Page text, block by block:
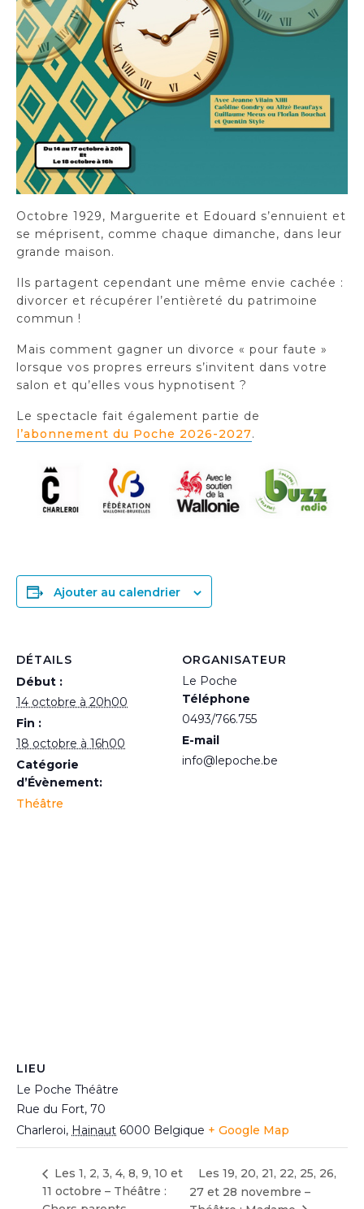
Octobre 1929, Marguerite et Edouard s’ennuient et
se méprisent, comme chaque dimanche, dans leur
grande maison.
Ils partagent cependant une même envie cachée :
divorcer et récupérer l’entièreté du patrimoine
commun !
Mais comment gagner un divorce « pour faute »
lorsque vos propres erreurs s’invitent dans votre
salon et qu’elles vous hypnotisent ?
Le spectacle fait également partie de
l’abonnement du Poche 2026-2027.
Ajouter au calendrier
DÉTAILS
Début :
14 octobre à 20h00
Fin :
18 octobre à 16h00
Catégorie
d’Évènement:
Théâtre
ORGANISATEUR
Le Poche
Téléphone
0493/766.755
E-mail
info@lepoche.be
LIEU
Le Poche Théâtre
Rue du Fort, 70
Charleroi, Hainaut 6000 Belgique + Google Map
Les 1, 2, 3, 4, 8, 9, 10 et
11 octobre – Théâtre :
Les 19, 20, 21, 22, 25, 26,
27 et 28 novembre –